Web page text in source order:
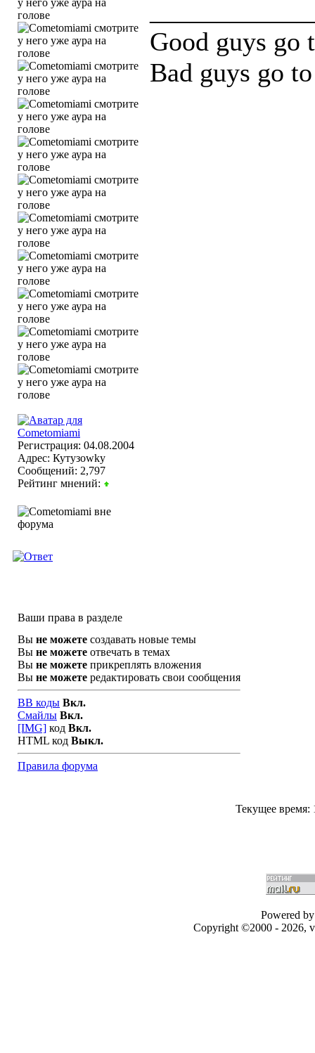
Регистрация: 04.08.2004
Адрес: Кутузоwky
Сообщений: 2,797
Рейтинг мнений:
Good guys go
Bad guys go
Ваши права в разделе
Вы не можете создавать новые темы
Вы не можете отвечать в темах
Вы не можете прикреплять вложения
Вы не можете редактировать свои сообщения
BB коды Вкл.
Смайлы Вкл.
[IMG] код Вкл.
HTML код Выкл.
Правила форума
Текущее время:
Powered
Copyright ©2000 - 2026,